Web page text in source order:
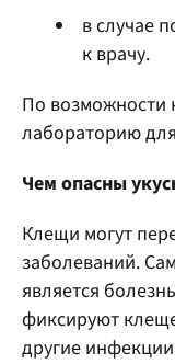
в случае
к врачу.
По возможности
лабораторию
Чем опасны
Клещи могут
заболеваний.
является
фиксируют
другие